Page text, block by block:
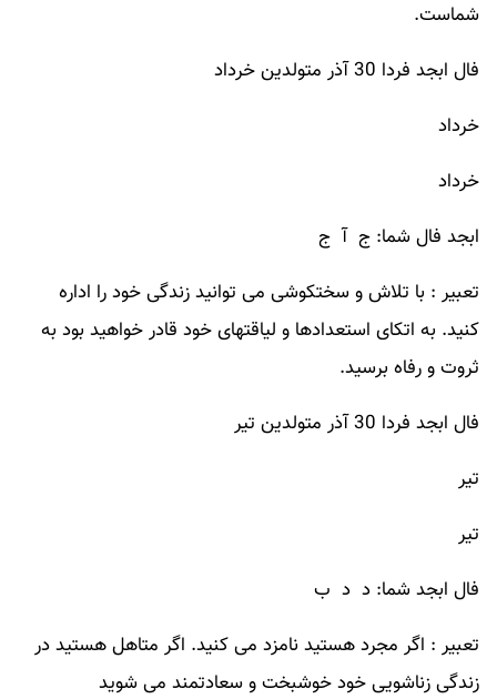
شماست.
فال ابجد فردا 30 آذر متولدین خرداد
خرداد
خرداد
ابجد فال شما: ج آ ج
تعبیر : با تلاش و سختکوشی می توانید زندگی خود را اداره
کنید. به اتکای استعدادها و لیاقتهای خود قادر خواهید بود به
ثروت و رفاه برسید.
فال ابجد فردا 30 آذر متولدین تیر
تیر
تیر
فال ابجد شما: د د ب
تعبیر : اگر مجرد هستید نامزد می کنید. اگر متاهل هستید در
زندگی زناشویی خود خوشبخت و سعادتمند می شوید